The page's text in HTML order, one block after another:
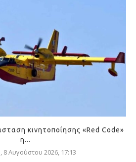
κινητοποίησης «Red Code»
η...
8 Αυγούστου 2026, 17:13